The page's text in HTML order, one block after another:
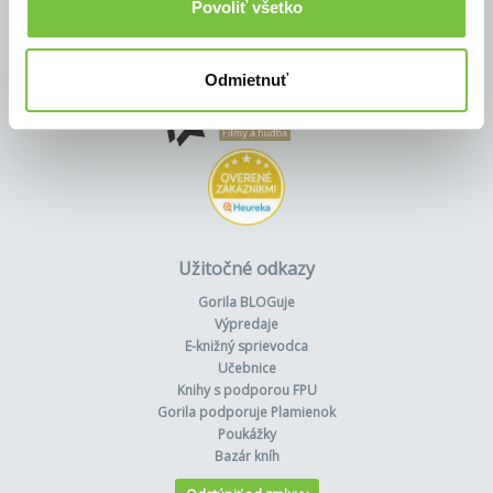
Povoliť všetko
Odmietnuť
Užitočné odkazy
Gorila BLOGuje
Výpredaje
E-knižný sprievodca
Učebnice
Knihy s podporou FPU
Gorila podporuje Plamienok
Poukážky
Bazár kníh